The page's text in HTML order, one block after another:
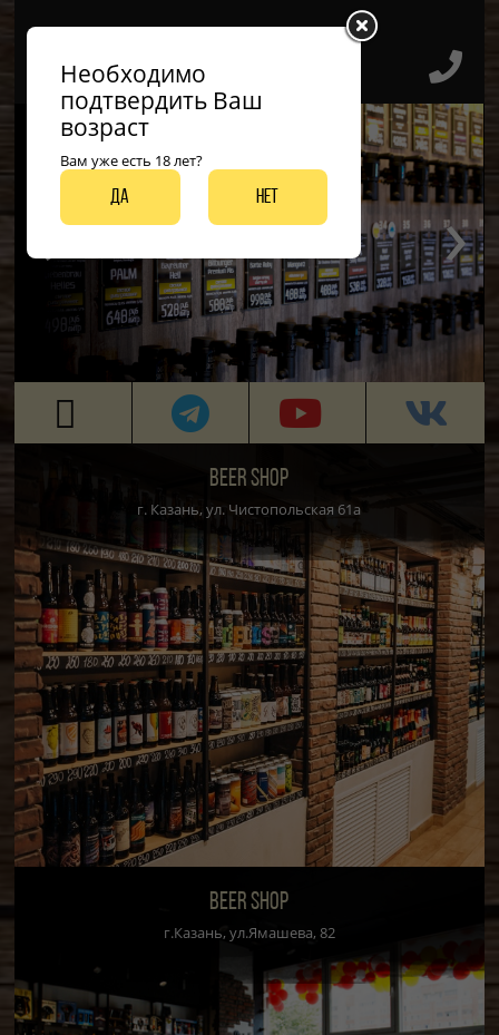
‹ ›
BEER SHOP
г. Казань, ул. Чистопольская 61а
BEER SHOP
г.Казань, ул.Ямашева, 82
Необходимо
подтвердить Ваш
возраст
Вам уже есть 18 лет?
Да Нет